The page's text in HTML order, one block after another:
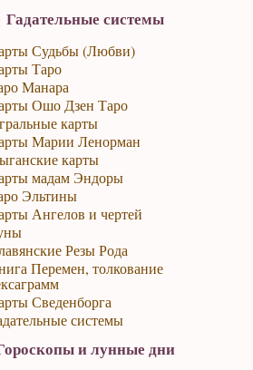
Гадательные системы
Судьбы (Любви)
Таро
Манара
Ошо Дзен Таро
карты
Марии Ленорман
карты
мадам Эндоры
Эльтины
Ангелов и чертей
Резы Рода
Перемен, толкование
Сведенборга
системы
и лунные дни